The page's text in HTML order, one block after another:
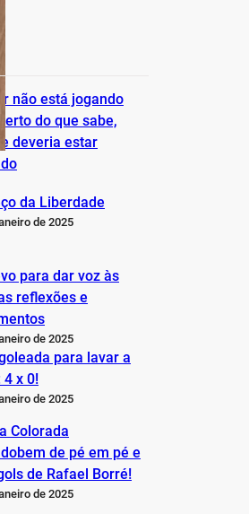
não está jogando
perto do que sabe,
e deveria estar
da Liberdade
de 2025
para dar voz às
reflexões e
de 2025
para lavar a
4 x 0!
de 2025
Colorada
de pé em pé e
de Rafael Borré!
de 2025